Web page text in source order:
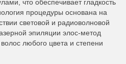
что обеспечивает гладкость
процедуры основана на
световой и радиоволновой
эпиляции элос-метод
любого цвета и степени